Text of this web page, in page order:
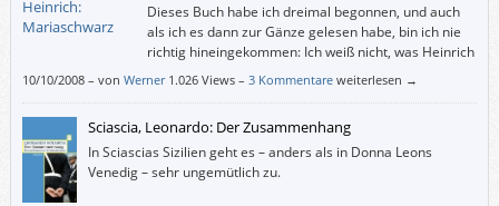
Dieses Buch habe ich dreimal begonnen, und auch
als ich es dann zur Gänze gelesen habe, bin ich nie
richtig hineingekommen: Ich weiß nicht, was Heinrich
Steinfest damit wollte.
10/10/2008– von Werner 1.026 Views – 3 Kommentare weiterlesen →
Sciascia, Leonardo: Der Zusammenhang
In Sciascias Sizilien geht es – anders als in Donna Leons
Venedig – sehr ungemütlich zu.